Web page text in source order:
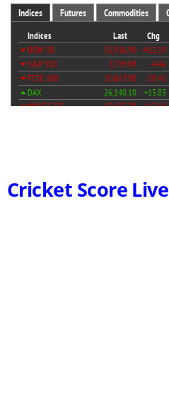
Cricket Score Live